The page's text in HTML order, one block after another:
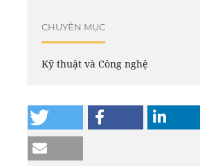
CHUYÊN MỤC
Kỹ thuật và Công nghệ